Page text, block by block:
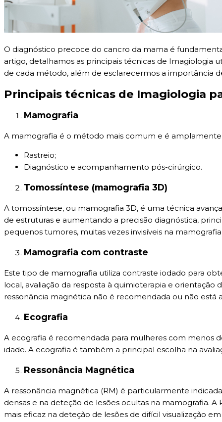
O diagnóstico precoce do cancro da mama é
artigo, detalhamos as principais técnicas de Imagiologia
de cada método, além de esclarecermos a importância
Principais técnicas de Imagiologia
Mamografia
A mamografia é o método mais comum e é
Rastreio;
Diagnóstico e acompanhamento pós-cirúrgico.
Tomossíntese (mamografia 3D)
A tomossíntese, ou mamografia 3D, é uma técnica
de estruturas e aumentando a precisão diagnóstica,
pequenos tumores, muitas vezes invisíveis na
Mamografia com contraste
Este tipo de mamografia utiliza contraste iodado para
local, avaliação da resposta à quimioterapia e
ressonância magnética não é recomendada ou não está
Ecografia
A ecografia é recomendada para mulheres com menos
idade. A ecografia é também a principal escolha na
Ressonância Magnética
A ressonância magnética (RM) é particularmente
densas e na deteção de lesões ocultas na mamografia.
mais eficaz na deteção de lesões de difícil visualização